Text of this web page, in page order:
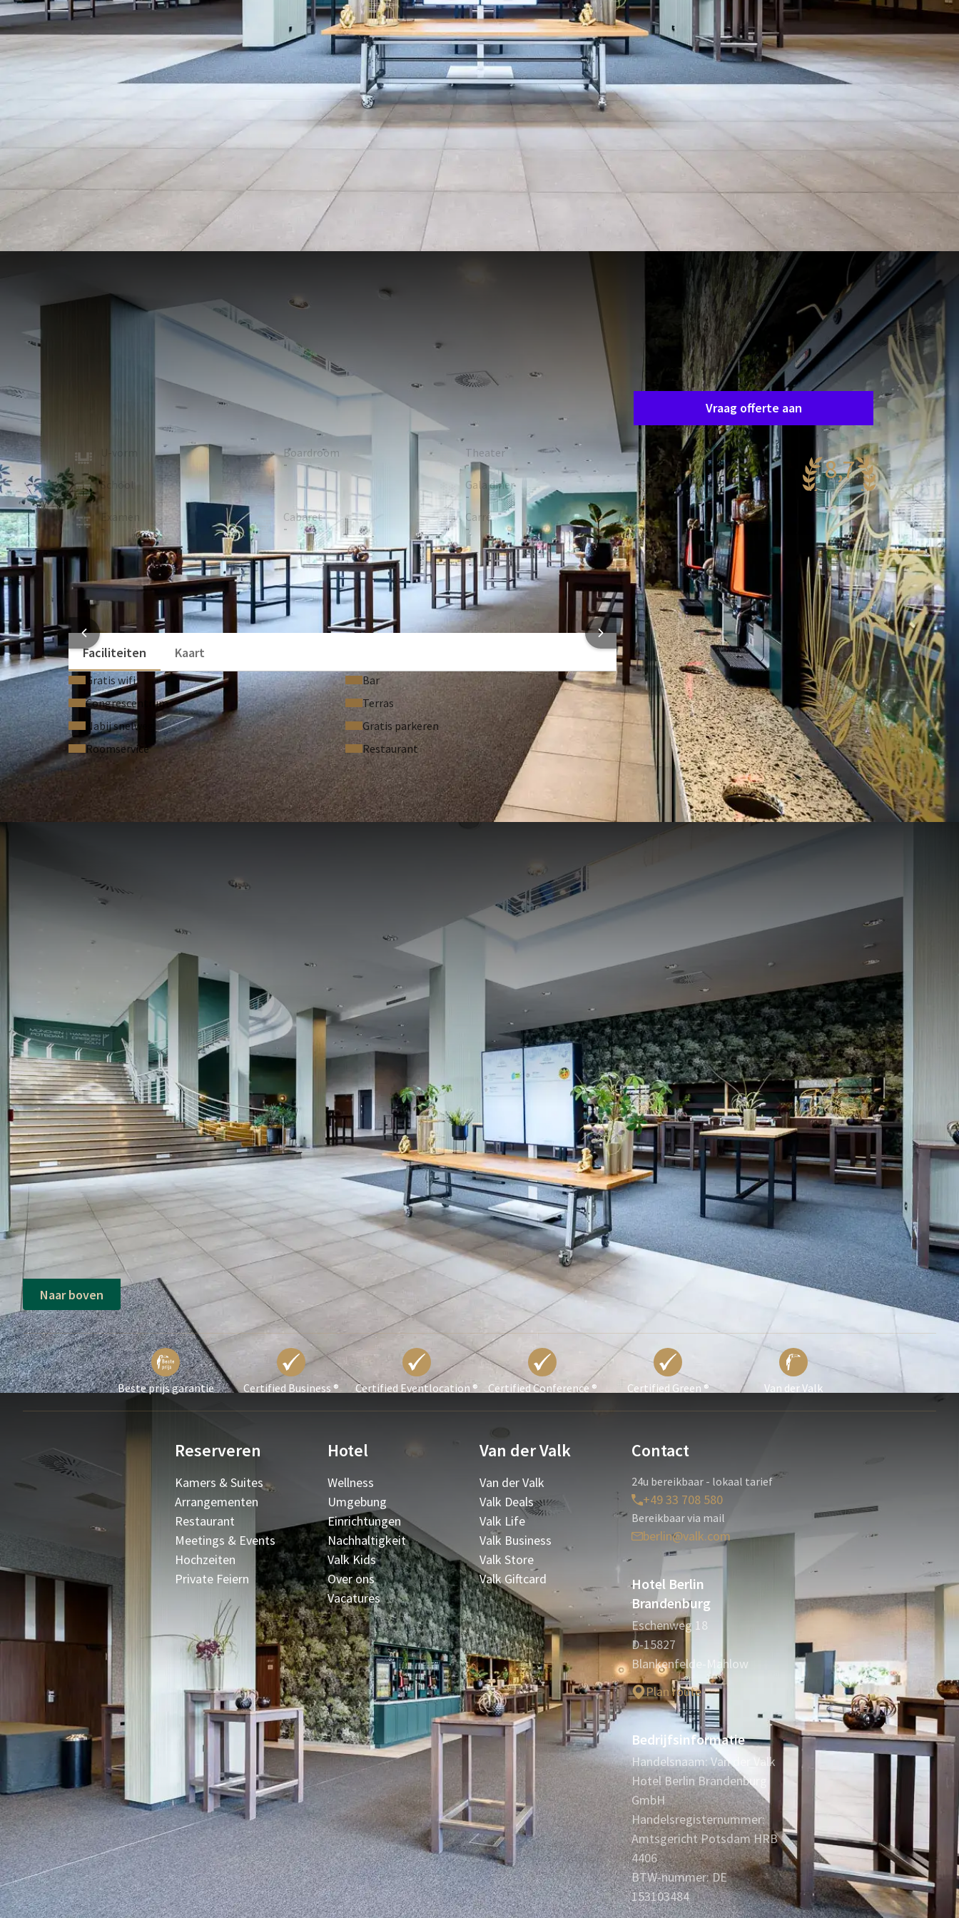
Foyer Erdgeschoss (Congress & Event Center)
De foyer van 580 m² (met aparte ingang) op de begane grond van het Congress & Event Center ligt tegenover
onze grootste evenementenruimte (Saal Berlin 750 m²) en is ideaal voor recepties, tentoonstellingen en
De grote Saal Berlin (750 m²) kan worden gebruikt voor bals, gala's, tentoonstellingen, kick-off evenementen,
productpresentaties en congressen. Afhankelijk van de gewenste opstelling is er plaats voor maximaal 750
personen.
Een aparte keuken in het Congress & Event Center zorgt voor de culinaire beleving van je evenement.
Boardroom
-
Theater
-
School
Receptie
Gala diner
-
Examen
Cabaret
-
Carré
-
ZAAL FACILITEITEN
In de zaal
Zaalverduistering
Bar
Airconditioning
Zaal aanvraag
Vraag eenvoudig en vrijblijvend een offerte aan en
we nemen spoedig contact op om samen uw
wensen af te stemmen.
Vraag offerte aan
8,7
Fantastisch
496 reviews
HOTEL INFORMATIE
Faciliteiten
Kaart
Gratis wifi
Bar
Congrescentrum
Terras
Nabij snelweg
Gratis parkeren
Roomservice
Restaurant
Naar boven
Beste prijs garantie Certified Business ® Certified Eventlocation ® Certified Conference ® Certified Green ® Van der Valk
Reserveren
Kamers & Suites
Arrangementen
Restaurant
Meetings & Events
Hochzeiten
Private Feiern
Hotel
Wellness
Umgebung
Einrichtungen
Nachhaltigkeit
Valk Kids
Over ons
Vacatures
Van der Valk
Van der Valk
Valk Deals
Valk Life
Valk Business
Valk Store
Valk Giftcard
Contact
24u bereikbaar - lokaal tarief
+49 33 708 580
Bereikbaar via mail
berlin@valk.com
Hotel Berlin
Brandenburg
Eschenweg 18
D-15827
Blankenfelde-Mahlow
Plan route
Bedrijfsinformatie
Handelsnaam: Van der Valk
Hotel Berlin Brandenburg
GmbH
Handelsregisternummer:
Amtsgericht Potsdam HRB
4406
BTW-nummer: DE
153103484